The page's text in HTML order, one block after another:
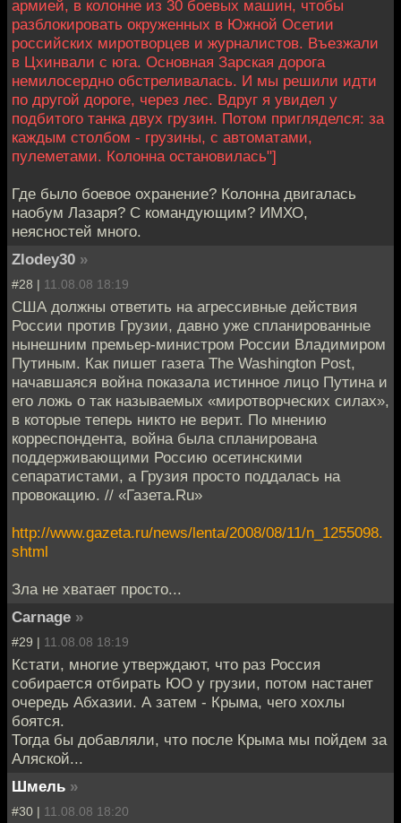
армией, в колонне из 30 боевых машин, чтобы
разблокировать окруженных в Южной Осетии
российских миротворцев и журналистов. Въезжали
в Цхинвали с юга. Основная Зарская дорога
немилосердно обстреливалась. И мы решили идти
по другой дороге, через лес. Вдруг я увидел у
подбитого танка двух грузин. Потом пригляделся: за
каждым столбом - грузины, с автоматами,
пулеметами. Колонна остановилась"]
Где было боевое охранение? Колонна двигалась
наобум Лазаря? С командующим? ИМХО,
неясностей много.
Zlodey30 »
#28 | 11.08.08 18:19
США должны ответить на агрессивные действия
России против Грузии, давно уже спланированные
нынешним премьер-министром России Владимиром
Путиным. Как пишет газета The Washington Post,
начавшаяся война показала истинное лицо Путина и
его ложь о так называемых «миротворческих силах»,
в которые теперь никто не верит. По мнению
корреспондента, война была спланирована
поддерживающими Россию осетинскими
сепаратистами, а Грузия просто поддалась на
провокацию. // «Газета.Ru»
http://www.gazeta.ru/news/lenta/2008/08/11/n_1255098.
shtml
Зла не хватает просто...
Carnage »
#29 | 11.08.08 18:19
Кстати, многие утверждают, что раз Россия
собирается отбирать ЮО у грузии, потом настанет
очередь Абхазии. А затем - Крыма, чего хохлы
боятся.
Тогда бы добавляли, что после Крыма мы пойдем за
Аляской...
Шмель »
#30 | 11.08.08 18:20